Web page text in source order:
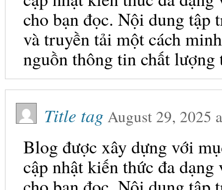
cho bạn đọc. Nội dung tập
và truyền tải một cách
nguồn thông tin chất
Title tag August 29, 2025
Blog được xây dựng với
cập nhật kiến thức đa